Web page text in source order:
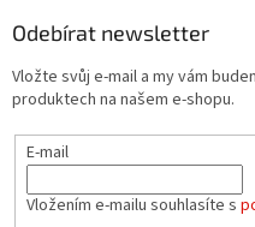
Odebírat newsletter
Vložte svůj e-mail a my vám
produktech na našem e-shopu.
E-mail
Vložením e-mailu souhlasíte s